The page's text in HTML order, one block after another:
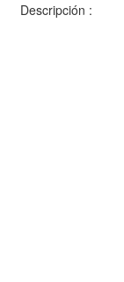
Descripción :